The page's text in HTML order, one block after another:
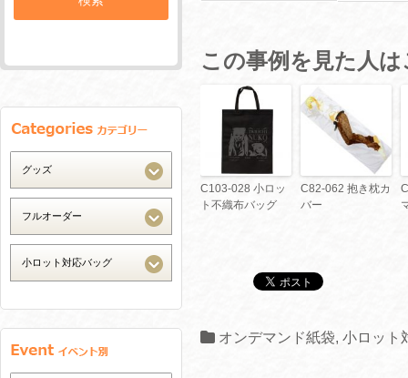
この事例を見た人
C103-028 小ロッ
ト不織布バッグ
C82-062 抱き枕カ
バー
オンデマンド紙袋, 小ロット